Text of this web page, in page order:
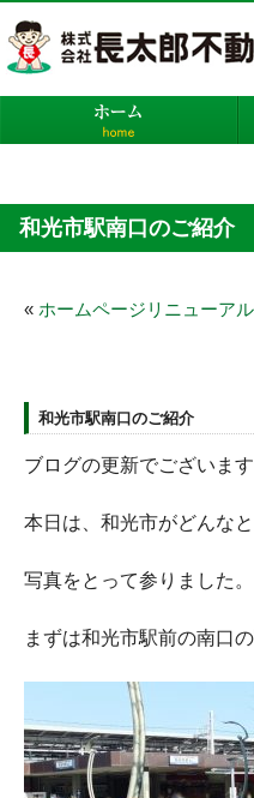
和光市駅南口のご紹介
« ホームページリニュー
和光市駅南口のご紹介
ブログの更新でございます
本日は、和光市がどんな
写真をとって参りました。
まずは和光市駅前の南口